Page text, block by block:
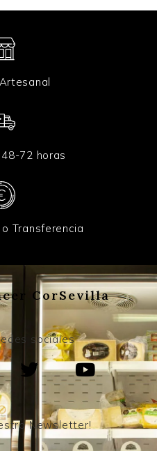
72 horas
Transferencia
CorSevilla
sociales
Newsletter!